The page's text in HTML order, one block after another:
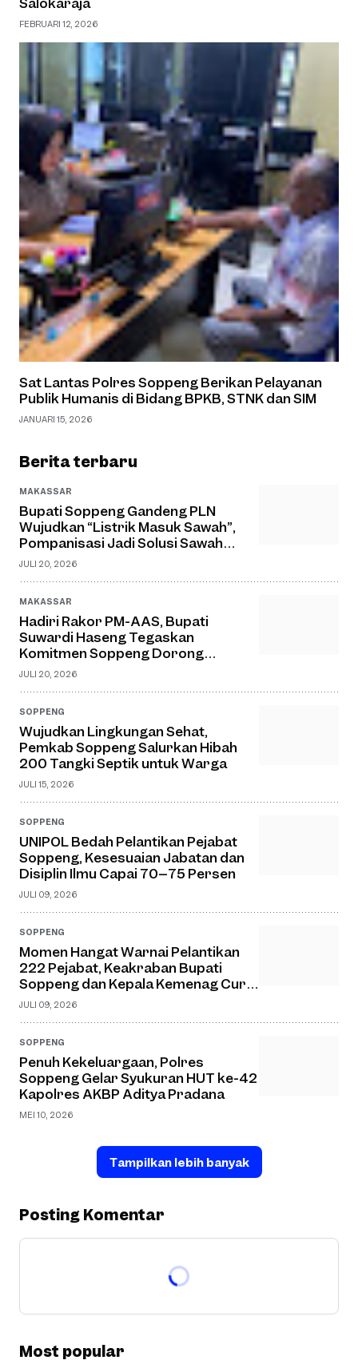
FEBRUARI 12, 2026
Sat Lantas Polres Soppeng Berikan Pelayanan
Publik Humanis di Bidang BPKB, STNK dan SIM
JANUARI 15, 2026
Berita terbaru
MAKASSAR
Bupati Soppeng Gandeng PLN
Wujudkan “Listrik Masuk Sawah”,
Pompanisasi Jadi Solusi Sawah
Tadah Hujan
JULI 20, 2026
MAKASSAR
Hadiri Rakor PM-AAS, Bupati
Suwardi Haseng Tegaskan
Komitmen Soppeng Dorong
Pertanian Modern dan Swasembada
Pangan
JULI 20, 2026
SOPPENG
Wujudkan Lingkungan Sehat,
Pemkab Soppeng Salurkan Hibah
200 Tangki Septik untuk Warga
JULI 15, 2026
SOPPENG
UNIPOL Bedah Pelantikan Pejabat
Soppeng, Kesesuaian Jabatan dan
Disiplin Ilmu Capai 70–75 Persen
JULI 09, 2026
SOPPENG
Momen Hangat Warnai Pelantikan
222 Pejabat, Keakraban Bupati
Soppeng dan Kepala Kemenag Curi
Perhatian
JULI 09, 2026
SOPPENG
Penuh Kekeluargaan, Polres
Soppeng Gelar Syukuran HUT ke-42
Kapolres AKBP Aditya Pradana
MEI 10, 2026
Tampilkan lebih banyak
Posting Komentar
Most popular